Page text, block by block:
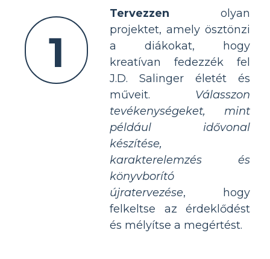
1
Tervezzen olyan
projektet, amely ösztönzi
a diákokat, hogy
kreatívan fedezzék fel
J.D. Salinger életét és
műveit. Válasszon
tevékenységeket, mint
például idővonal
készítése,
karakterelemzés és
könyvborító
újratervezése, hogy
felkeltse az érdeklődést
és mélyítse a megértést.